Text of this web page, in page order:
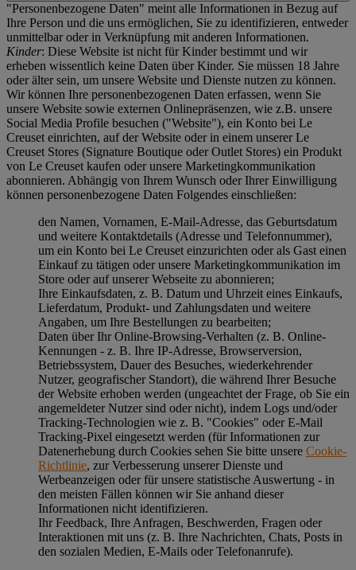
"Personenbezogene Daten" meint alle Informationen in Bezug auf
Ihre Person und die uns ermöglichen, Sie zu identifizieren, entweder
unmittelbar oder in Verknüpfung mit anderen Informationen.
Kinder: Diese Website ist nicht für Kinder bestimmt und wir
erheben wissentlich keine Daten über Kinder. Sie müssen 18 Jahre
oder älter sein, um unsere Website und Dienste nutzen zu können.
Wir können Ihre personenbezogenen Daten erfassen, wenn Sie
unsere Website sowie externen Onlinepräsenzen, wie z.B. unsere
Social Media Profile besuchen ("Website"), ein Konto bei Le
Creuset einrichten, auf der Website oder in einem unserer Le
Creuset Stores (Signature Boutique oder Outlet Stores) ein Produkt
von Le Creuset kaufen oder unsere Marketingkommunikation
abonnieren. Abhängig von Ihrem Wunsch oder Ihrer Einwilligung
können personenbezogene Daten Folgendes einschließen:
den Namen, Vornamen, E-Mail-Adresse, das Geburtsdatum
und weitere Kontaktdetails (Adresse und Telefonnummer),
um ein Konto bei Le Creuset einzurichten oder als Gast einen
Einkauf zu tätigen oder unsere Marketingkommunikation im
Store oder auf unserer Webseite zu abonnieren;
Ihre Einkaufsdaten, z. B. Datum und Uhrzeit eines Einkaufs,
Lieferdatum, Produkt- und Zahlungsdaten und weitere
Angaben, um Ihre Bestellungen zu bearbeiten;
Daten über Ihr Online-Browsing-Verhalten (z. B. Online-
Kennungen - z. B. Ihre IP-Adresse, Browserversion,
Betriebssystem, Dauer des Besuches, wiederkehrender
Nutzer, geografischer Standort), die während Ihrer Besuche
der Website erhoben werden (ungeachtet der Frage, ob Sie ein
angemeldeter Nutzer sind oder nicht), indem Logs und/oder
Tracking-Technologien wie z. B. "Cookies" oder E-Mail
Tracking-Pixel eingesetzt werden (für Informationen zur
Datenerhebung durch Cookies sehen Sie bitte unsere Cookie-
Richtlinie, zur Verbesserung unserer Dienste und
Werbeanzeigen oder für unsere statistische Auswertung - in
den meisten Fällen können wir Sie anhand dieser
Informationen nicht identifizieren.
Ihr Feedback, Ihre Anfragen, Beschwerden, Fragen oder
Interaktionen mit uns (z. B. Ihre Nachrichten, Chats, Posts in
den sozialen Medien, E-Mails oder Telefonanrufe).